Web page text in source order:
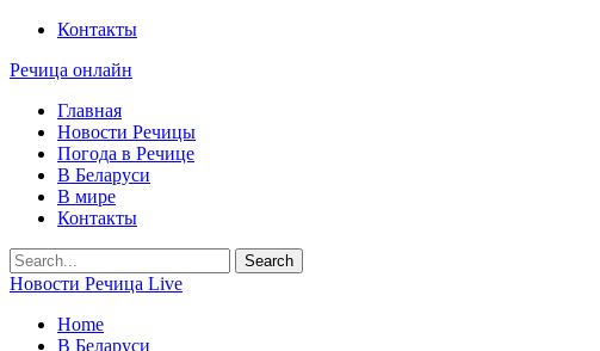
Контакты
Речица онлайн
Главная
Новости Речицы
Погода в Речице
В Беларуси
В мире
Контакты
Новости Речица Live
Home
В Беларуси